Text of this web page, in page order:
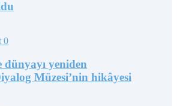
0
yeniden
Müzesi’nin hikâyesi